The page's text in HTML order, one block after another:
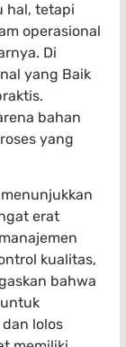
hal, tetapi
operasional
Di
yang Baik
bahan
yang
erat
kualitas,
bahwa
lolos